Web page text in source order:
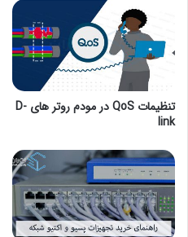
تنظیمات QoS در مودم روتر های D-
link